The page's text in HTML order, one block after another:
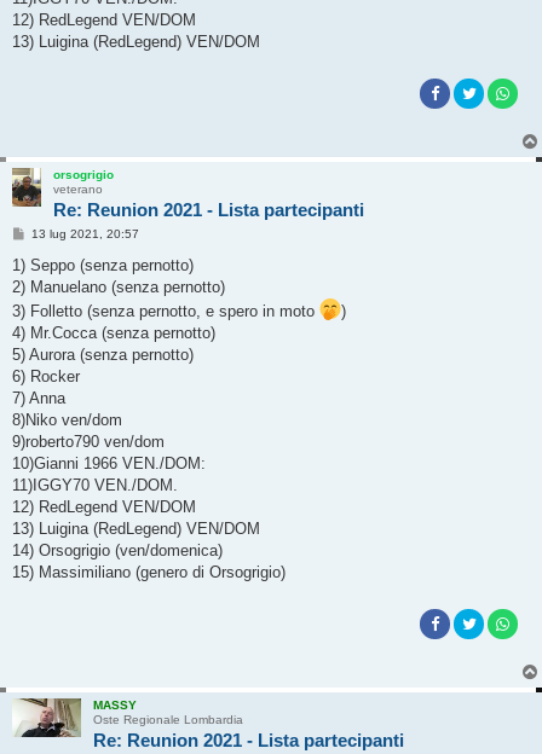
12) RedLegend VEN/DOM
13) Luigina (RedLegend) VEN/DOM
orsogrigio
veterano
Re: Reunion 2021 - Lista partecipanti
M
s
a
g
g
o
13 lug 2021, 20:57
1) Seppo (senza pernotto)
2) Manuelano (senza pernotto)
3) Folletto (senza pernotto, e spero in moto
)
4) Mr.Cocca (senza pernotto)
5) Aurora (senza pernotto)
6) Rocker
7) Anna
8)Niko ven/dom
9)roberto790 ven/dom
10)Gianni 1966 VEN./DOM:
11)IGGY70 VEN./DOM.
12) RedLegend VEN/DOM
13) Luigina (RedLegend) VEN/DOM
14) Orsogrigio (ven/domenica)
15) Massimiliano (genero di Orsogrigio)
MASSY
Oste Regionale Lombardia
Re: Reunion 2021 - Lista partecipanti